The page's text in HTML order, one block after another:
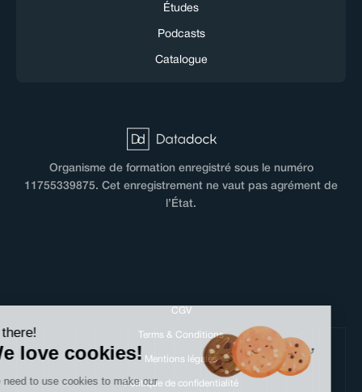
Études
Podcasts
Catalogue
Organisme de formation enregistré sous le numéro
11755339875. Cet enregistrement ne vaut pas agrément de
l’État.
CGV
Terms & Conditions
Mentions légales
Politique de confidentialité
Hi there!
We love cookies!
We need to use cookies to make our